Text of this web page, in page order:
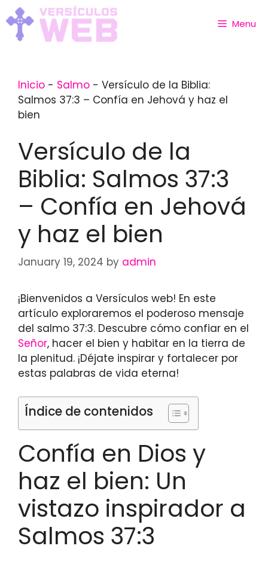
Skip
to
content
Menu
Inicio - Salmo - Versículo de la Biblia:
Salmos 37:3 – Confía en Jehová y haz el
bien
Versículo de la
Biblia: Salmos 37:3
– Confía en Jehová
y haz el bien
January 19, 2024 by admin
¡Bienvenidos a Versículos web! En este
artículo exploraremos el poderoso mensaje
del salmo 37:3. Descubre cómo confiar en el
Señor, hacer el bien y habitar en la tierra de
la plenitud. ¡Déjate inspirar y fortalecer por
estas palabras de vida eterna!
Índice de contenidos
Confía en Dios y
haz el bien: Un
vistazo inspirador a
Salmos 37:3